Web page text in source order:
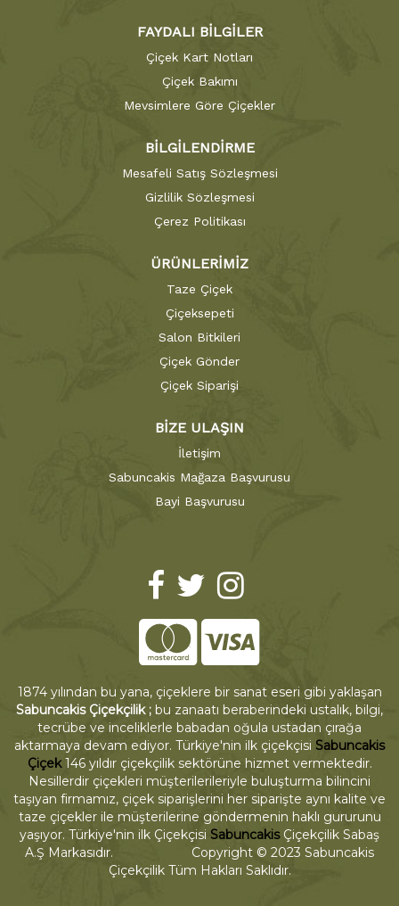
FAYDALI BİLGİLER
Çiçek Kart Notları
Çiçek Bakımı
Mevsimlere Göre Çiçekler
BİLGİLENDİRME
Mesafeli Satış Sözleşmesi
Gizlilik Sözleşmesi
Çerez Politikası
ÜRÜNLERİMİZ
Taze Çiçek
Çiçeksepeti
Salon Bitkileri
Çiçek Gönder
Çiçek Siparişi
BİZE ULAŞIN
İletişim
Sabuncakis Mağaza Başvurusu
Bayi Başvurusu
1874 yılından bu yana, çiçeklere bir sanat eseri gibi yaklaşan
Sabuncakis Çiçekçilik ; bu zanaatı beraberindeki ustalık, bilgi,
tecrübe ve inceliklerle babadan oğula ustadan çırağa
aktarmaya devam ediyor. Türkiye'nin ilk çiçekçisi Sabuncakis
Çiçek146 yıldır çiçekçilik sektörüne hizmet vermektedir.
Nesillerdir çiçekleri müşterilerileriyle buluşturma bilincini
taşıyan firmamız, çiçek siparişlerini her siparişte aynı kalite ve
taze çiçekler ile müşterilerine göndermenin haklı gururunu
yaşıyor. Türkiye'nin ilk Çiçekçisi SabuncakisÇiçekçilik Sabaş
A.Ş Markasıdır. Copyright © 2023 Sabuncakis
Çiçekçilik Tüm Hakları Saklıdır.